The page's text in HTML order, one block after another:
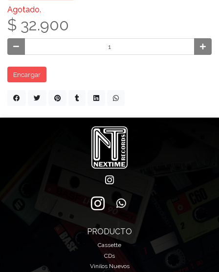
Agotado.
$ 32.900
Encargar
PRODUCTO
Cassette
CDs
Vinilos Nuevos